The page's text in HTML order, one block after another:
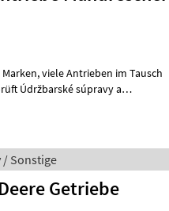
im Tausch
/ Sonstige
Getriebe